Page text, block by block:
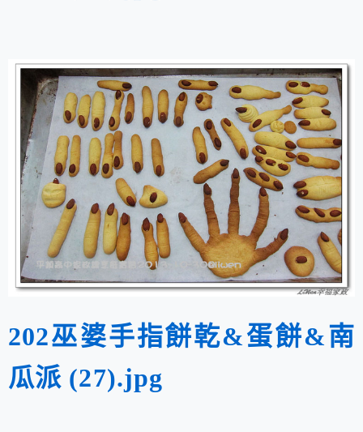
202巫婆手指餅乾&蛋餅&南
瓜派 (27).jpg